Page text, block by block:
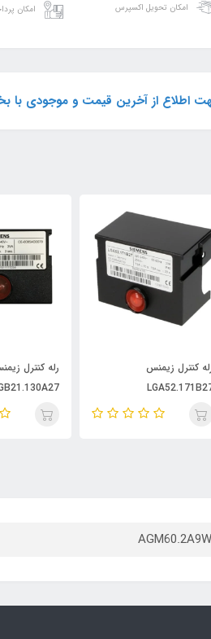
امکان تحویل اکسپرس امکان
جهت اطلاع از آخرین قیمت و موجودی
رله کنترل زیمنس
LGB21.130A27
رله کنترل